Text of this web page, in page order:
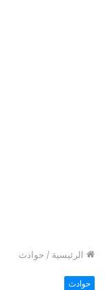
الرئيسية / حوادث
حوادث